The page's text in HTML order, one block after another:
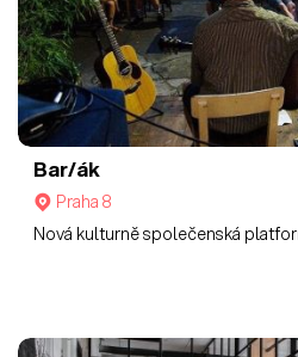
Bar/ák
Praha 8
Nová kulturně společenská